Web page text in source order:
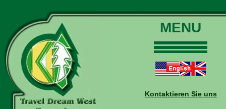
MENU
Touren
Daten und Preise
Kontaktieren Sie uns